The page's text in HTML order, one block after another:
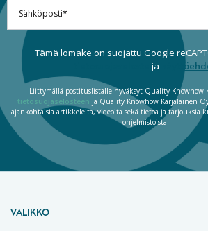
Tämä lomake on suojattu Google
ja
Liittymällä postituslistalle hyväksyt Quality Knowhow
tietosuojaselosteen ja Quality Knowhow Karjalainen
ajankohtaisia artikkeleita, videoita sekä tietoa ja tarjouksia
ohjelmistoista.
VALIKKO